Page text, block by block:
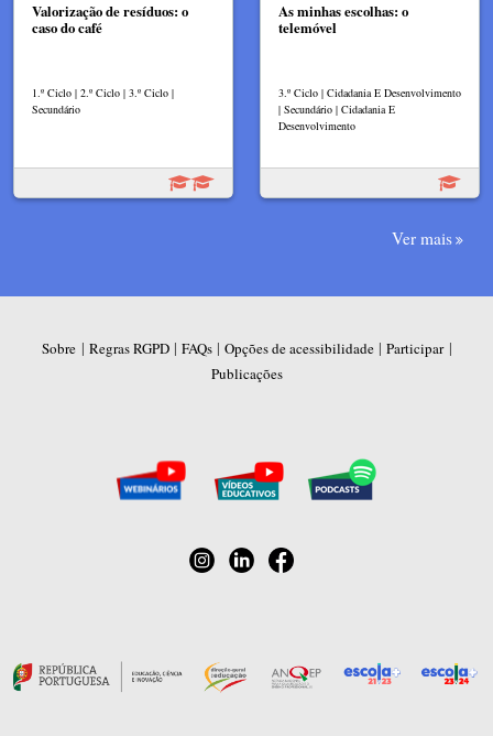
Valorização de resíduos: o
caso do café
1.º Ciclo | 2.º Ciclo | 3.º Ciclo |
Secundário
As minhas escolhas: o
telemóvel
3.º Ciclo | Cidadania E Desenvolvimento
| Secundário | Cidadania E
Desenvolvimento
Ver mais
Sobre | Regras RGPD| FAQs| Opções de acessibilidade| Participar|
Publicações